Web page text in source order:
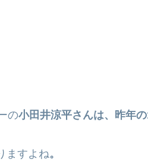
の小田井涼平さんは、昨年
ますよね。